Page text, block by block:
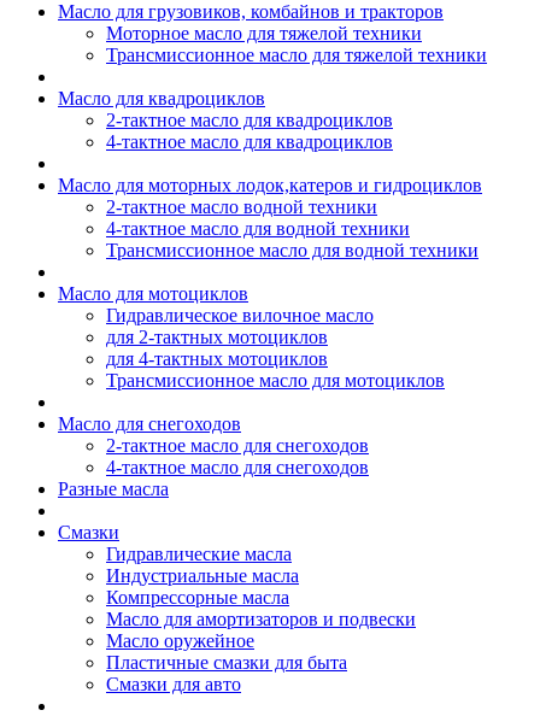
Масло для грузовиков, комбайнов и тракторов
Моторное масло для тяжелой техники
Трансмиссионное масло для тяжелой техники
Масло для квадроциклов
2-тактное масло для квадроциклов
4-тактное масло для квадроциклов
Масло для моторных лодок,катеров и гидроциклов
2-тактное масло водной техники
4-тактное масло для водной техники
Трансмиссионное масло для водной техники
Масло для мотоциклов
Гидравлическое вилочное масло
для 2-тактных мотоциклов
для 4-тактных мотоциклов
Трансмиссионное масло для мотоциклов
Масло для снегоходов
2-тактное масло для снегоходов
4-тактное масло для снегоходов
Разные масла
Смазки
Гидравлические масла
Индустриальные масла
Компрессорные масла
Масло для амортизаторов и подвески
Масло оружейное
Пластичные смазки для быта
Смазки для авто